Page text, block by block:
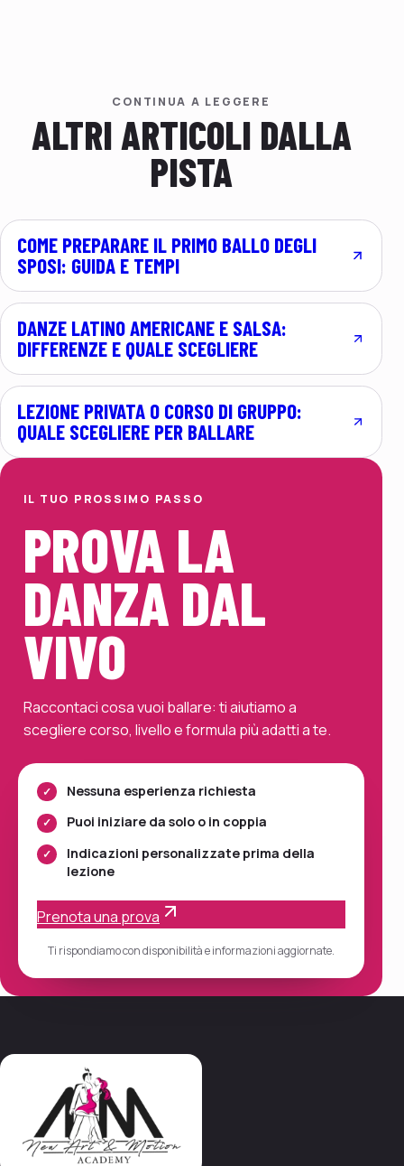
CONTINUA A LEGGERE
ALTRI ARTICOLI DALLA
PISTA
COME PREPARARE IL PRIMO BALLO DEGLI
SPOSI: GUIDA E TEMPI
DANZE LATINO AMERICANE E SALSA:
DIFFERENZE E QUALE SCEGLIERE
LEZIONE PRIVATA O CORSO DI GRUPPO:
QUALE SCEGLIERE PER BALLARE
IL TUO PROSSIMO PASSO
PROVA LA
DANZA DAL
VIVO
Raccontaci cosa vuoi ballare: ti aiutiamo a
scegliere corso, livello e formula più adatti a te.
Nessuna esperienza richiesta
Puoi iniziare da solo o in coppia
Indicazioni personalizzate prima della
lezione
Prenota una prova
Ti rispondiamo con disponibilità e informazioni aggiornate.